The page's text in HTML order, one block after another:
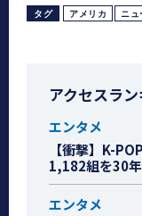
タグ アメリカ ニュ
アクセスラ
エンタメ
【衝撃】K-
1,182組を30
エンタメ